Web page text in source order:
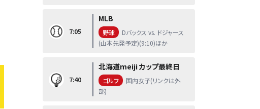
7:05
MLB
野球
Dバックス vs. ドジャース
(山本先発予定)(9:10)ほか
7:40
北海道meiji カップ最終日
ゴルフ
国内女子(リンクは外
部)